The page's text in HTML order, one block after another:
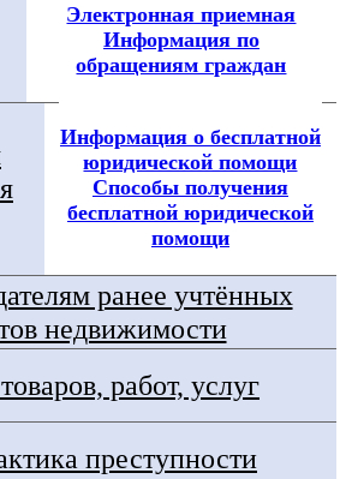
Электронная приемная
Информация по
обращениям граждан
Информация о бесплатной
юридической помощи
Способы получения
бесплатной юридической
помощи
ранее учтённых
недвижимости
работ, услуг
преступности